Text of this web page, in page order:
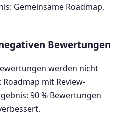
Gemeinsame Roadmap,
Bewertungen
werden nicht
mit Review-
90 % Bewertungen